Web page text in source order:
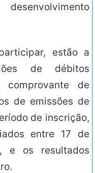
estão a
de débitos
comprovante de
de emissões de
de inscrição,
entre 17 de
e os resultados